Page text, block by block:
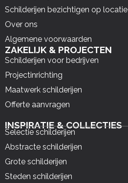
Schilderijen bezichtigen op locatie
Over ons
Algemene voorwaarden
ZAKELIJK & PROJECTEN
Schilderijen voor bedrijven
Projectinrichting
Maatwerk schilderijen
Offerte aanvragen
INSPIRATIE & COLLECTIES
Selectie schilderijen
Abstracte schilderijen
Grote schilderijen
Steden schilderijen